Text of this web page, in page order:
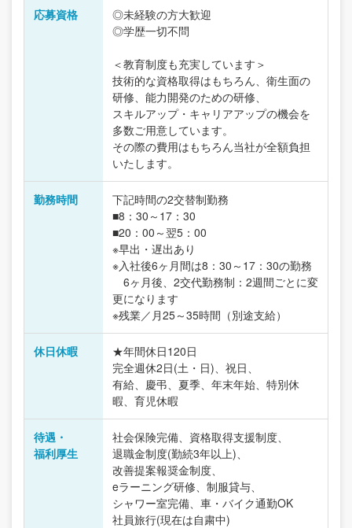
応募資格
◎未経験の方大歓迎
◎学歴一切不問
＜教育制度も充実しています＞
技術的な資格取得はもちろん、衛生面の
研修、能力開発のための研修、
スキルアップ・キャリアアップの機会を
多数ご用意しています。
その際の費用はもちろん当社が全額負担
いたします。
勤務時間
下記時間の2交替制勤務
■8：30～17：30
■20：00～翌5：00
※早出・遅出あり
※入社後6ヶ月間は8：30～17：30の勤務
6ヶ月後、2交代勤務制：2週間ごとに変
更になります
※残業／月25～35時間（別途支給）
休日休暇
★年間休日120日
完全週休2日(土・日)、祝日、
有給、慶弔、夏季、年末年始、特別休
暇、育児休暇
待遇・
福利厚生
社会保険完備、資格取得支援制度、
退職金制度(勤続3年以上)、
改善提案報奨金制度、
eラーニング研修、制服貸与、
シャワー室完備、車・バイク通勤OK
社員旅行(現在は自粛中)